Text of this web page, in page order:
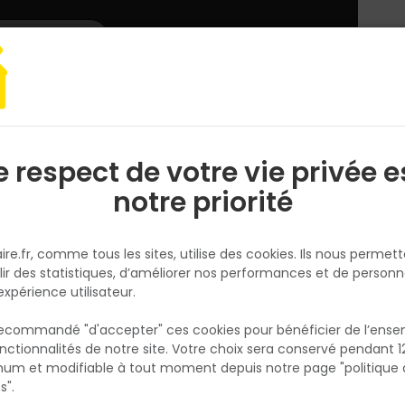
Sable, gravier, galet
Tout Faire vous propose une sélection de sable, de
maçonnerie, du gravier pour stabiliser une allée ou des
Notre large gamme de matériaux vous permet de trouver
respect de votre vie privée
notre priorité
comme tous les sites, utilise des cookies. Ils nous
des statistiques, d’améliorer nos performances et de
utilisateur.
"d'accepter" ces cookies pour bénéficier de
de notre site. Votre choix sera conservé pendant
et modifiable à tout moment depuis notre page "politique